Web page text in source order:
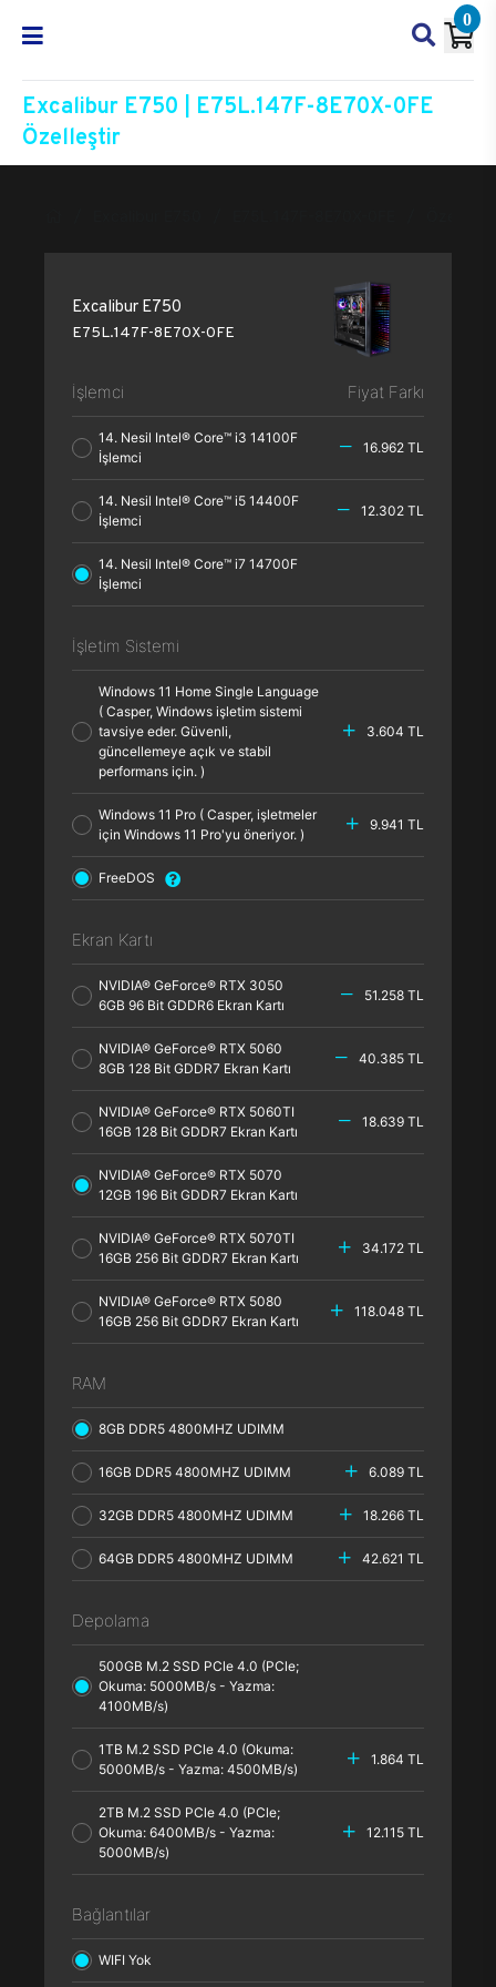
0
Excalibur E750 | E75L.147F-8E70X-0FE
Özelleştir
Excalibur E750
E75L.147F-8E70X-0FE
İşlemci Fiyat Farkı
14. Nesil Intel® Core™ i3 14100F
İşlemci
16.962 TL
14. Nesil Intel® Core™ i5 14400F
İşlemci
12.302 TL
14. Nesil Intel® Core™ i7 14700F
İşlemci
İşletim Sistemi
Windows 11 Home Single Language
( Casper, Windows işletim sistemi
tavsiye eder. Güvenli,
güncellemeye açık ve stabil
performans için. )
3.604 TL
Windows 11 Pro ( Casper, işletmeler
için Windows 11 Pro'yu öneriyor. )
9.941 TL
FreeDOS
Ekran Kartı
NVIDIA® GeForce® RTX 3050
6GB 96 Bit GDDR6 Ekran Kartı
51.258 TL
NVIDIA® GeForce® RTX 5060
8GB 128 Bit GDDR7 Ekran Kartı
40.385 TL
NVIDIA® GeForce® RTX 5060TI
16GB 128 Bit GDDR7 Ekran Kartı
18.639 TL
NVIDIA® GeForce® RTX 5070
12GB 196 Bit GDDR7 Ekran Kartı
NVIDIA® GeForce® RTX 5070TI
16GB 256 Bit GDDR7 Ekran Kartı
34.172 TL
NVIDIA® GeForce® RTX 5080
16GB 256 Bit GDDR7 Ekran Kartı
118.048 TL
RAM
8GB DDR5 4800MHZ UDIMM
16GB DDR5 4800MHZ UDIMM 6.089 TL
32GB DDR5 4800MHZ UDIMM 18.266 TL
64GB DDR5 4800MHZ UDIMM 42.621 TL
Depolama
500GB M.2 SSD PCle 4.0 (PCle;
Okuma: 5000MB/s - Yazma:
4100MB/s)
1TB M.2 SSD PCle 4.0 (Okuma:
5000MB/s - Yazma: 4500MB/s)
1.864 TL
2TB M.2 SSD PCle 4.0 (PCle;
Okuma: 6400MB/s - Yazma:
5000MB/s)
12.115 TL
Bağlantılar
WIFI Yok